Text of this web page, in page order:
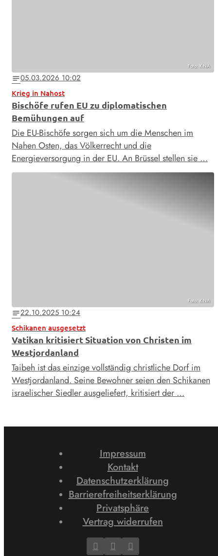
Foto: KNA
notes05.03.2026 10:02
Krieg in Nahost
Bischöfe rufen EU zu diplomatischen
Bemühungen auf
Die EU-Bischöfe sorgen sich um die Menschen im
Nahen Osten, das Völkerrecht und die
Energieversorgung in der EU. An Brüssel stellen sie …
Foto: KNA
notes22.10.2025 10:24
Schikanen ausgesetzt
Vatikan kritisiert Situation von Christen im
Westjordanland
Taibeh ist das einzige vollständig christliche Dorf im
Westjordanland. Seine Bewohner seien den Schikanen
israelischer Siedler ausgeliefert, kritisiert der …
Impressum
Kontakt
Datenschutzerklärung
Barrierefreiheitserklärung
Privatsphäre
Vertrag widerrufen